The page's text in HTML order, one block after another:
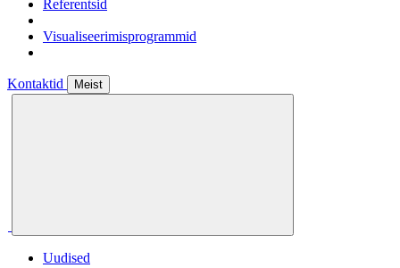
Referentsid
Visualiseerimisprogrammid
Kontaktid Meist
Uudised